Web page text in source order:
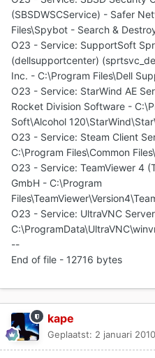
(SBSDWSCService) - Safer
Files\Spybot - Search &
O23 - Service: SupportSoft
(dellsupportcenter)
Inc. - C:\Program Files\Dell
O23 - Service: StarWind AE
Rocket Division Software -
Soft\Alcohol
O23 - Service: Steam Client
C:\Program Files\Common
O23 - Service: TeamViewer 4
GmbH - C:\Program
O23 - Service: UltraVNC
--
End of file - 12716 bytes
kape
Geplaatst: 2 januari 2010